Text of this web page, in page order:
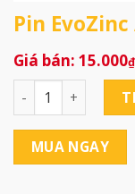
Pin
15.000₫
Pin EvoZinc AAA
MUA NGAY